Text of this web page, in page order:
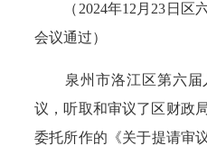
（2024年12月23日区
会议通过）
泉州市洛江区第六届
议，听取和审议了区财政
委托所作的《关于提请审